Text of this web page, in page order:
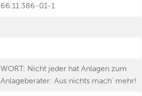
66.11 386-01-1
WORT: Nicht jeder hat Anlagen zum
Anlageberater: Aus nichts mach' mehr!